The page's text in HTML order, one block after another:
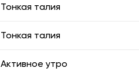
Тонкая талия
Тонкая талия
Активное утро